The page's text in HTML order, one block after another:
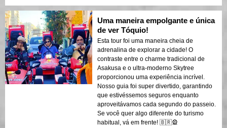
Uma maneira empolgante e única
de ver Tóquio!
Esta tour foi uma maneira cheia de
adrenalina de explorar a cidade! O
contraste entre o charme tradicional de
Asakusa e o ultra-moderno Skytree
proporcionou uma experiência incrível.
Nosso guia foi super divertido, garantindo
que estivéssemos seguros enquanto
aproveitávamos cada segundo do passeio.
Se você quer algo diferente do turismo
habitual, vá em frente! 🇧🇷🎡